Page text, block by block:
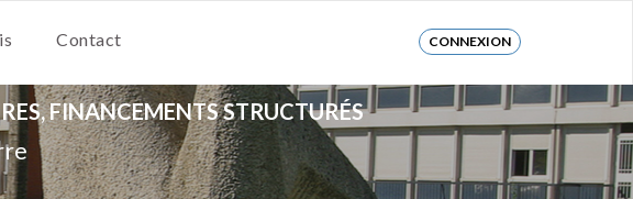
Contact CONNEXION
FINANCEMENTS STRUCTURÉS